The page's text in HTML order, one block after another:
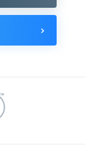
H.M氏
談くださ